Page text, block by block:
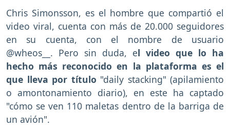
Chris Simonsson, es el hombre que compartió el
video viral, cuenta con más de 20.000 seguidores
en su cuenta, con el nombre de usuario
@wheos__. Pero sin duda, el video que lo ha
hecho más reconocido en la plataforma es el
que lleva por título "daily stacking" (apilamiento
o amontonamiento diario), en este ha captado
"cómo se ven 110 maletas dentro de la barriga de
un avión".